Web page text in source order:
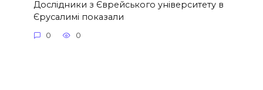
Дослідники з Єврейського університету в
Єрусалимі показали
0 0